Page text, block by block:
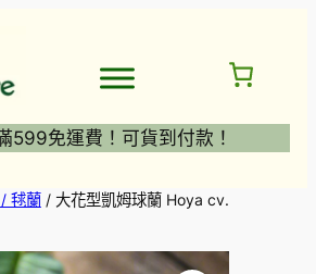
599免運費！可貨到付款！
毬蘭/ 大花型凱姆球蘭 Hoya cv.